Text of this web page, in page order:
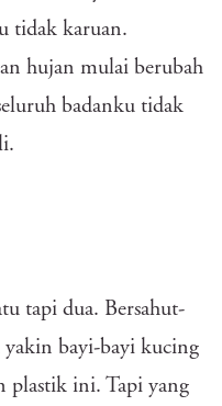
tidak karuan.
hujan mulai berubah
badanku tidak
tapi dua. Bersahut-
yakin bayi-bayi kucing
plastik ini. Tapi yang